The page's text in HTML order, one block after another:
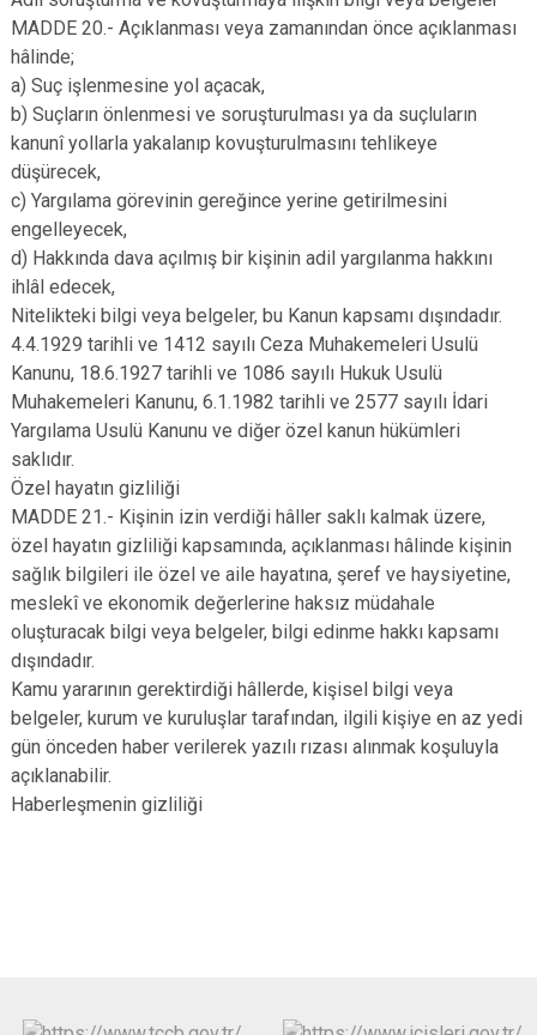
MADDE 20.- Açıklanması veya zamanından önce açıklanması
hâlinde;
a) Suç işlenmesine yol açacak,
b) Suçların önlenmesi ve soruşturulması ya da suçluların
kanunî yollarla yakalanıp kovuşturulmasını tehlikeye
düşürecek,
c) Yargılama görevinin gereğince yerine getirilmesini
engelleyecek,
d) Hakkında dava açılmış bir kişinin adil yargılanma hakkını
ihlâl edecek,
Nitelikteki bilgi veya belgeler, bu Kanun kapsamı dışındadır.
4.4.1929 tarihli ve 1412 sayılı Ceza Muhakemeleri Usulü
Kanunu, 18.6.1927 tarihli ve 1086 sayılı Hukuk Usulü
Muhakemeleri Kanunu, 6.1.1982 tarihli ve 2577 sayılı İdari
Yargılama Usulü Kanunu ve diğer özel kanun hükümleri
saklıdır.
Özel hayatın gizliliği
MADDE 21.- Kişinin izin verdiği hâller saklı kalmak üzere,
özel hayatın gizliliği kapsamında, açıklanması hâlinde kişinin
sağlık bilgileri ile özel ve aile hayatına, şeref ve haysiyetine,
meslekî ve ekonomik değerlerine haksız müdahale
oluşturacak bilgi veya belgeler, bilgi edinme hakkı kapsamı
dışındadır.
Kamu yararının gerektirdiği hâllerde, kişisel bilgi veya
belgeler, kurum ve kuruluşlar tarafından, ilgili kişiye en az yedi
gün önceden haber verilerek yazılı rızası alınmak koşuluyla
açıklanabilir.
Haberleşmenin gizliliği